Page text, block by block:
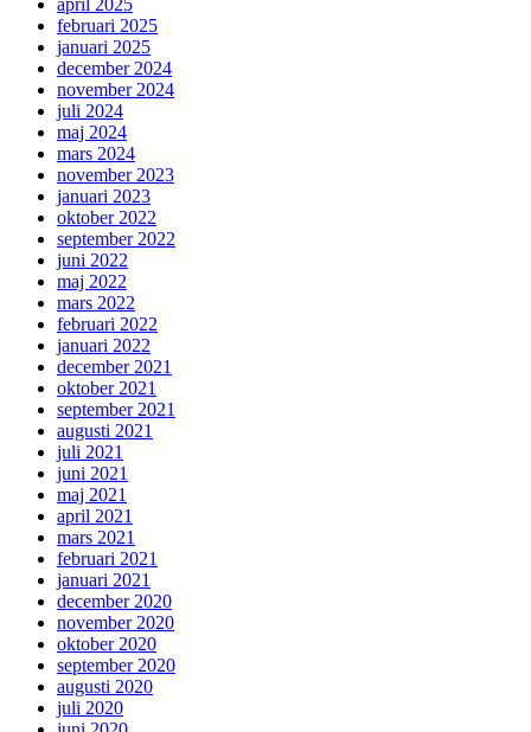
april 2025
februari 2025
januari 2025
december 2024
november 2024
juli 2024
maj 2024
mars 2024
november 2023
januari 2023
oktober 2022
september 2022
juni 2022
maj 2022
mars 2022
februari 2022
januari 2022
december 2021
oktober 2021
september 2021
augusti 2021
juli 2021
juni 2021
maj 2021
april 2021
mars 2021
februari 2021
januari 2021
december 2020
november 2020
oktober 2020
september 2020
augusti 2020
juli 2020